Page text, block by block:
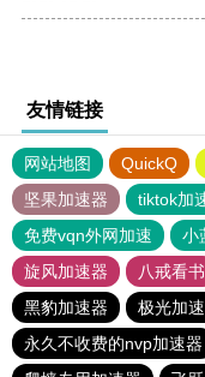
友情链接
网站地图 QuickQ
坚果加速器
tiktok加
免费vqn外网加速
小
旋风加速器
八戒看书
黑豹加速器
极光加
永久不收费的nvp加速器